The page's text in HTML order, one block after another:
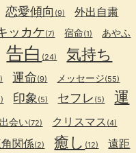
恋愛傾向 (9) 外出自粛
ッカケ(7) 宿命(1)
あやふ
告白 (24) 気持ち
運命(9) メッセージ(55)
印象 (5) セフレ (5)
運
出会い(72) クリスマス (4)
関係(2) 癒し (12)
遠距